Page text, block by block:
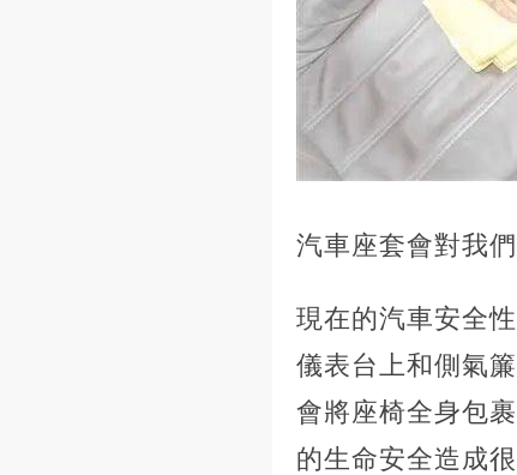
汽車座套會對我
現在的汽車安全
儀表台上和側氣
會將座椅全身包
的生命安全造成很